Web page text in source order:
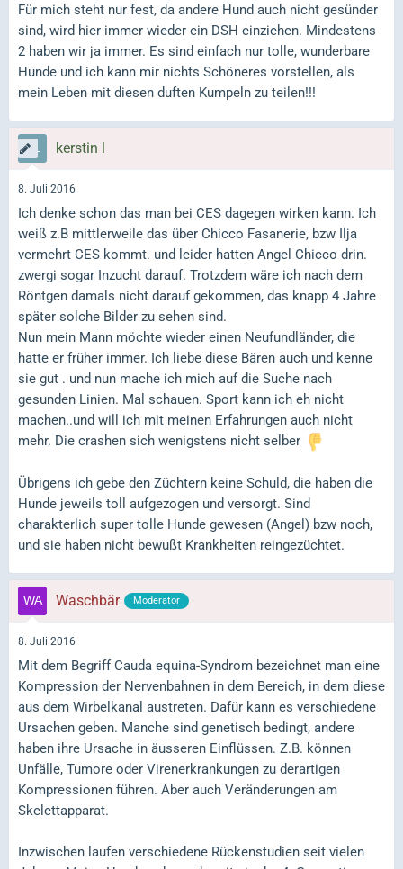
Für mich steht nur fest, da andere Hund auch nicht gesünder
sind, wird hier immer wieder ein DSH einziehen. Mindestens
2 haben wir ja immer. Es sind einfach nur tolle, wunderbare
Hunde und ich kann mir nichts Schöneres vorstellen, als
mein Leben mit diesen duften Kumpeln zu teilen!!!
kerstin l
8. Juli 2016
Ich denke schon das man bei CES dagegen wirken kann. Ich
weiß z.B mittlerweile das über Chicco Fasanerie, bzw Ilja
vermehrt CES kommt. und leider hatten Angel Chicco drin.
zwergi sogar Inzucht darauf. Trotzdem wäre ich nach dem
Röntgen damals nicht darauf gekommen, das knapp 4 Jahre
später solche Bilder zu sehen sind.
Nun mein Mann möchte wieder einen Neufundländer, die
hatte er früher immer. Ich liebe diese Bären auch und kenne
sie gut . und nun mache ich mich auf die Suche nach
gesunden Linien. Mal schauen. Sport kann ich eh nicht
machen..und will ich mit meinen Erfahrungen auch nicht
mehr. Die crashen sich wenigstens nicht selber
Übrigens ich gebe den Züchtern keine Schuld, die haben die
Hunde jeweils toll aufgezogen und versorgt. Sind
charakterlich super tolle Hunde gewesen (Angel) bzw noch,
und sie haben nicht bewußt Krankheiten reingezüchtet.
Waschbär Moderator
8. Juli 2016
Mit dem Begriff Cauda equina-Syndrom bezeichnet man eine
Kompression der Nervenbahnen in dem Bereich, in dem diese
aus dem Wirbelkanal austreten. Dafür kann es verschiedene
Ursachen geben. Manche sind genetisch bedingt, andere
haben ihre Ursache in äusseren Einflüssen. Z.B. können
Unfälle, Tumore oder Virenerkrankungen zu derartigen
Kompressionen führen. Aber auch Veränderungen am
Skelettapparat.
Inzwischen laufen verschiedene Rückenstudien seit vielen